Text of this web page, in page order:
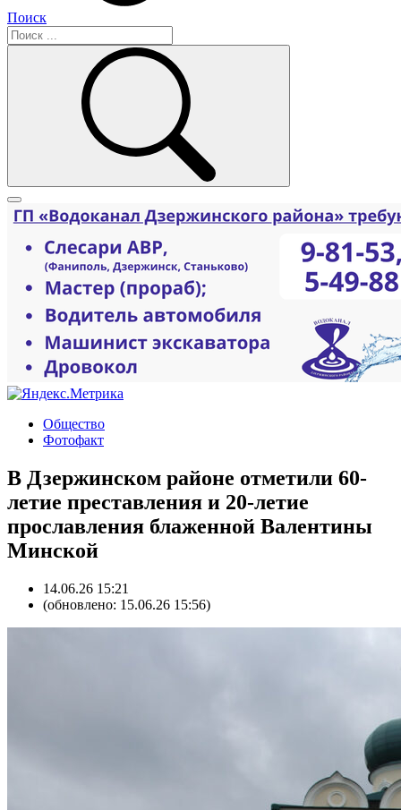
Поиск
Общество
Фотофакт
В Дзержинском районе отметили 60-
летие преставления и 20-летие
прославления блаженной Валентины
Минской
14.06.26 15:21
(обновлено: 15.06.26 15:56)